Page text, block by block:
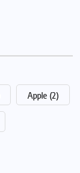
Apple (2)